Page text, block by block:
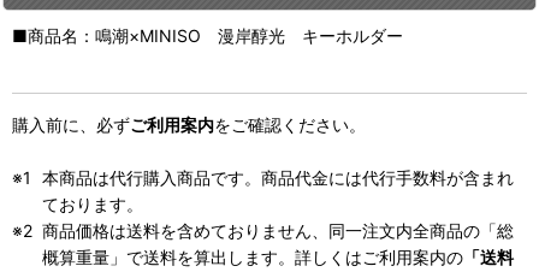
■商品名：鳴潮×MINISO 漫岸醇光 キーホルダー
購入前に、必ずご利用案内をご確認ください。
本商品は代行購入商品です。商品代金には代行手数料が含まれ
ております。
商品価格は送料を含めておりません、同一注文内全商品の「総
概算重量」で送料を算出します。詳しくはご利用案内の 「送料